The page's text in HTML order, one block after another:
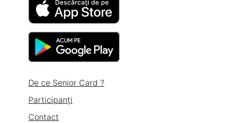
De ce Senior Card ?
Participanți
Contact